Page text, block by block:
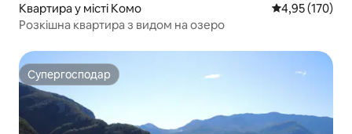
Квартира у місті Комо Середня
4,95 (170)
Розкішна квартира з видом на озеро
Супергосподар
Супергосподар